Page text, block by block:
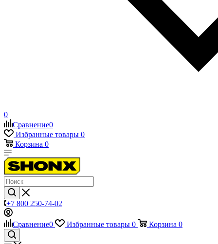
0
Сравнение0
Избранные товары 0
Корзина 0
+7 800 250-74-02
Сравнение0 Избранные товары 0 Корзина 0